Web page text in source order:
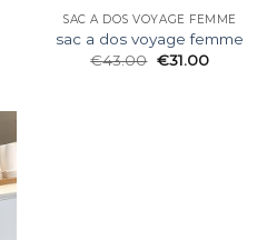
SAC A DOS VOYAGE FEMME
sac a dos voyage femme
€43.00 €31.00